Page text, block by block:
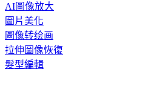
AI圖像放大
圖片美化
圖像转绘画
拉伸圖像恢復
髮型編輯